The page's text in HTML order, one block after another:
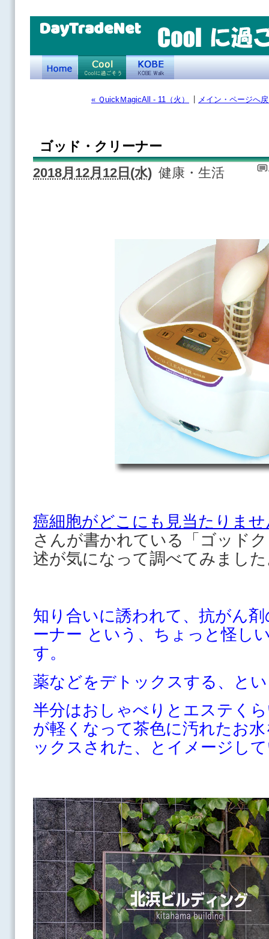
DayTradeNet
« ＱuickＭagicAll - 11（火） メイン・ページへ
ゴッド・クリーナー
2018月12月12日(水) 健康・生活
癌細胞がどこにも見当たりま
さんが書かれている「ゴッド
述が気になって調べてみまし
知り合いに誘われて、抗がん
ーナー という、ちょっと怪し
す。
薬などをデトックスする、と
半分はおしゃべりとエステく
が軽くなって茶色に汚れたお
ックスされた、とイメージし